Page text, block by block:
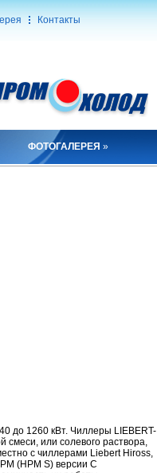
Контакты
ФОТОГАЛЕРЕЯ »
до 1260 кВт. Чиллеры LIEBERT-
смеси, или солевого раствора,
с чиллерами Liebert Hiross,
(HPM S) версии C